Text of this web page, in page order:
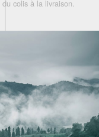
colis à la livraison.